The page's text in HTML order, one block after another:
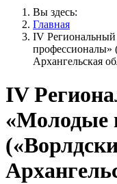
Вы здесь:
Главная
IV
профессионалы»
Архангельская
IV
«Молодые